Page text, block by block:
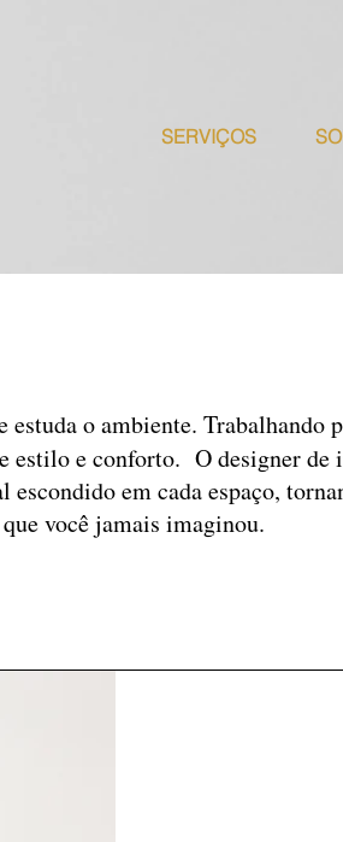
SERVIÇOS
Serviços
estuda o ambiente. Trabalhando
estilo e conforto. O designer de
em cada espaço,
você jamais imaginou.